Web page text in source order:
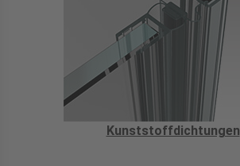
Kunststoffdichtungen